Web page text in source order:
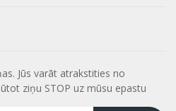
Jūs varāt atrakstities no
ziņu STOP uz mūsu epastu